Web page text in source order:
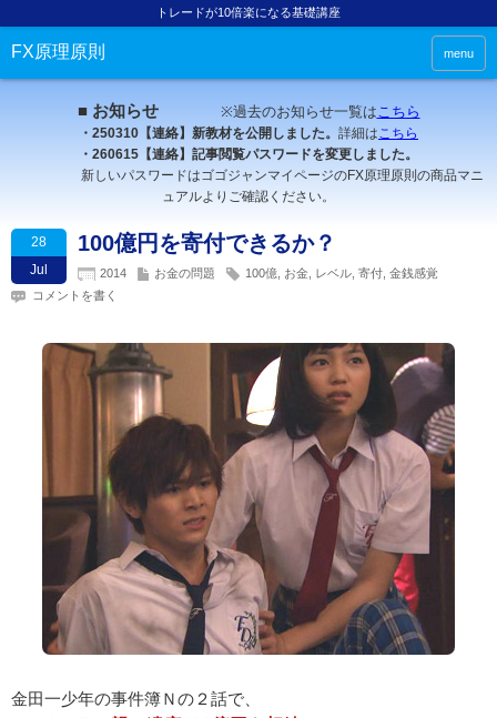
トレードが10倍楽になる基礎講座
FX原理原則 menu
■ お知らせ ※過去のお知らせ一覧はこちら
・250310【連絡】新教材を公開しました。 詳細はこちら
・260615【連絡】記事閲覧パスワードを変更しました。
新しいパスワードはゴゴジャンマイページのFX原理原則の商品マニ
ュアルよりご確認ください。
28
Jul
100億円を寄付できるか？
2014 お金の問題 100億 お金 レベル 寄付 金銭感覚
コメントを書く
金田一少年の事件簿Ｎの２話で、